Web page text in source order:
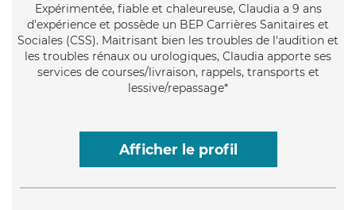
Expérimentée, fiable et chaleureuse, Claudia a 9 ans
d'expérience et possède un BEP Carrières Sanitaires et
Sociales (CSS). Maitrisant bien les troubles de l'audition et
les troubles rénaux ou urologiques, Claudia apporte ses
services de courses/livraison, rappels, transports et
lessive/repassage*
Afficher le profil